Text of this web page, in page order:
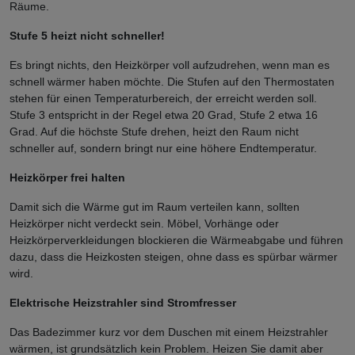
Räume.
Stufe 5 heizt nicht schneller!
Es bringt nichts, den Heizkörper voll aufzudrehen, wenn man es
schnell wärmer haben möchte. Die Stufen auf den Thermostaten
stehen für einen Temperaturbereich, der erreicht werden soll.
Stufe 3 entspricht in der Regel etwa 20 Grad, Stufe 2 etwa 16
Grad. Auf die höchste Stufe drehen, heizt den Raum nicht
schneller auf, sondern bringt nur eine höhere Endtemperatur.
Heizkörper frei halten
Damit sich die Wärme gut im Raum verteilen kann, sollten
Heizkörper nicht verdeckt sein. Möbel, Vorhänge oder
Heizkörperverkleidungen blockieren die Wärmeabgabe und führen
dazu, dass die Heizkosten steigen, ohne dass es spürbar wärmer
wird.
Elektrische Heizstrahler sind Stromfresser
Das Badezimmer kurz vor dem Duschen mit einem Heizstrahler
wärmen, ist grundsätzlich kein Problem. Heizen Sie damit aber